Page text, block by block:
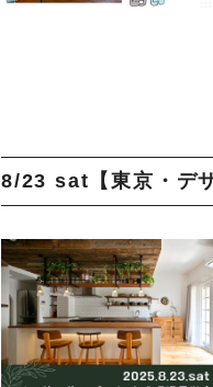
8/23 sat【東京・デ